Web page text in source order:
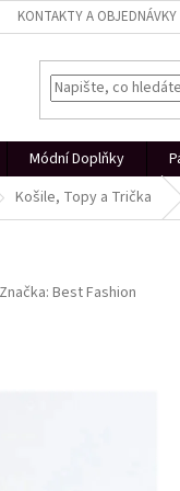
KONTAKTY A OBJEDNÁVKY
Módní Doplňky
Košile, Topy a Trička
Značka:Best Fashion